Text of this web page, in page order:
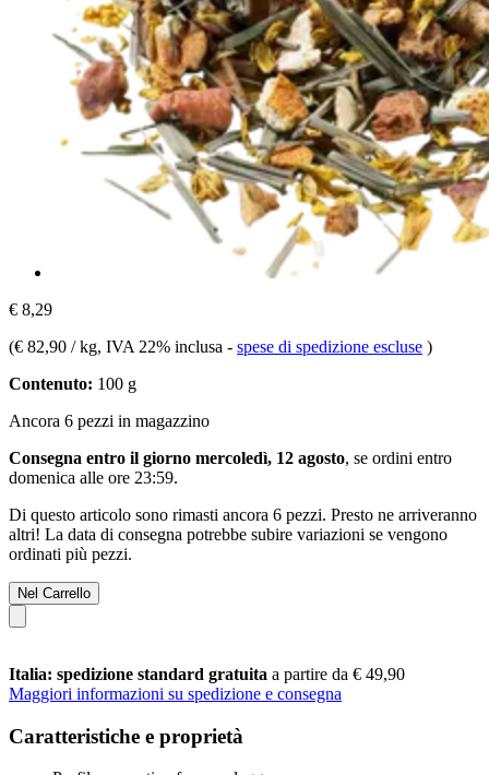
€ 8,29
(€ 82,90 / kg, IVA 22% inclusa - spese di spedizione escluse )
Contenuto: 100 g
Ancora 6 pezzi in magazzino
Consegna entro il giorno mercoledì, 12 agosto, se ordini entro
domenica alle ore 23:59.
Di questo articolo sono rimasti ancora 6 pezzi. Presto ne arriveranno
altri! La data di consegna potrebbe subire variazioni se vengono
ordinati più pezzi.
Nel Carrello
Italia: spedizione standard gratuita a partire da € 49,90
Maggiori informazioni su spedizione e consegna
Caratteristiche e proprietà